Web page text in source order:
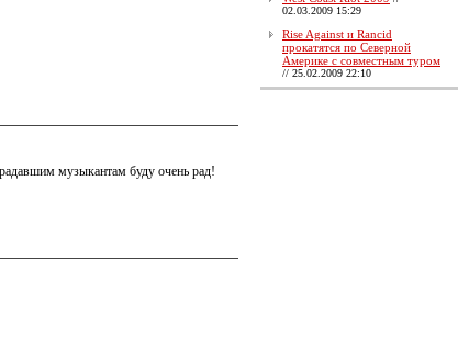
музыкантам буду очень рад!
02.03.2009 15:29
Rise Against и Rancid
прокатятся по Северной
Америке с совместным туром
// 25.02.2009 22:10